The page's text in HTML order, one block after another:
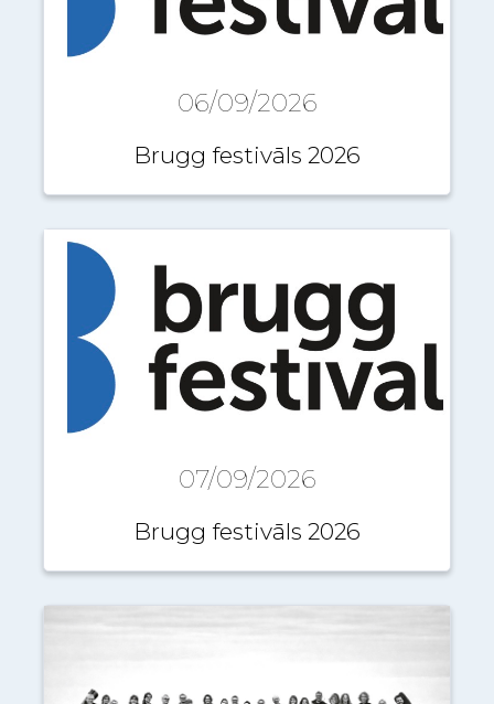
06/09/2026
Brugg festivāls 2026
07/09/2026
Brugg festivāls 2026